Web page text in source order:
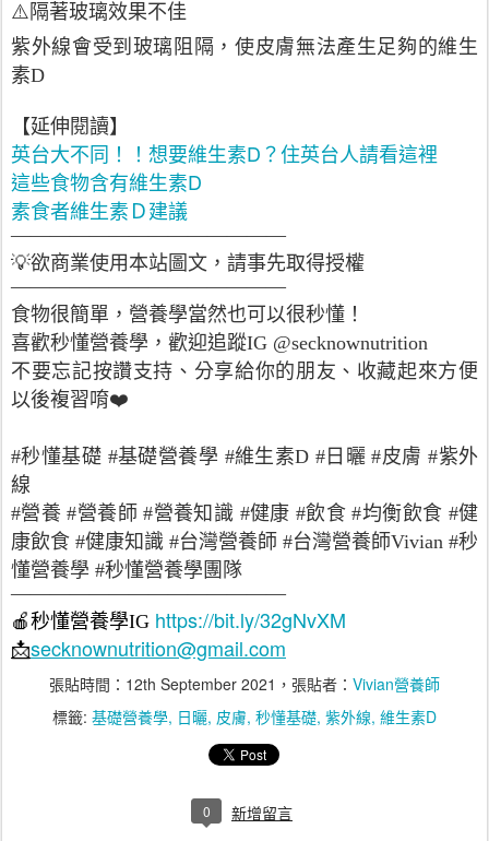
⚠️隔著玻璃效果不佳
紫外線會受到玻璃阻隔，使皮膚無法產生足夠的維生
素D
【延伸閱讀】
英台大不同！！想要維生素D？住英台人請看這裡
這些食物含有維生素D
素食者維生素Ｄ建議
——————————————
💡欲商業使用本站圖文，請事先取得授權
——————————————
食物很簡單，營養學當然也可以很秒懂！
喜歡秒懂營養學，歡迎追蹤IG @secknownutrition
不要忘記按讚支持、分享給你的朋友、收藏起來方便
以後複習唷❤️
#秒懂基礎 #基礎營養學 #維生素D #日曬 #皮膚 #紫外
線
#營養 #營養師 #營養知識 #健康 #飲食 #均衡飲食 #健
康飲食 #健康知識 #台灣營養師 #台灣營養師Vivian #秒
懂營養學 #秒懂營養學團隊
——————————————
🍎秒懂營養學IG https://bit.ly/32gNvXM
📩secknownutrition@gmail.com
張貼時間： 12th September 2021 ，張貼者： Vivian營養師
標籤: 基礎營養學 日曬 皮膚 秒懂基礎 紫外線 維生素D
0 新增留言